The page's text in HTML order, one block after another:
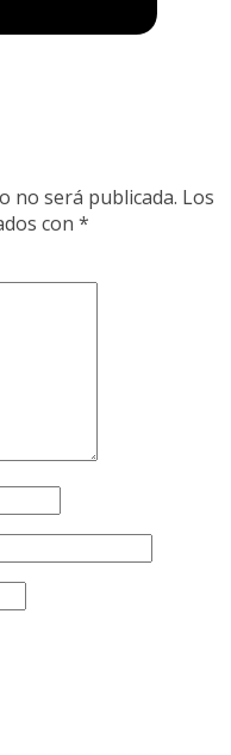
no será publicada. Los
con *